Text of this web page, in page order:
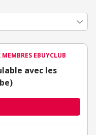
EBUYCLUB
avec les